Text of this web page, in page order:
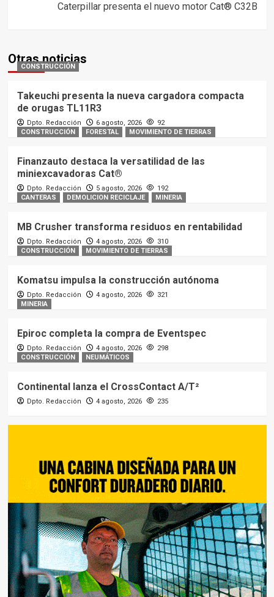
Caterpillar presenta el nuevo motor Cat® C32B
Otras noticias
CONSTRUCCIÓN
Takeuchi presenta la nueva cargadora compacta
de orugas TL11R3
Dpto. Redacción 6 agosto, 2026
92
CONSTRUCCIÓN
FORESTAL MOVIMIENTO DE TIERRAS
Finanzauto destaca la versatilidad de las
miniexcavadoras Cat®
Dpto. Redacción 5 agosto, 2026
192
CANTERAS
DEMOLICION RECICLAJE MINERIA
MB Crusher transforma residuos en rentabilidad
Dpto. Redacción 4 agosto, 2026
310
CONSTRUCCIÓN
MOVIMIENTO DE TIERRAS
Komatsu impulsa la construcción autónoma
Dpto. Redacción 4 agosto, 2026
321
MINERIA
Epiroc completa la compra de Eventspec
Dpto. Redacción 4 agosto, 2026
298
CONSTRUCCIÓN
NEUMÁTICOS
Continental lanza el CrossContact A/T²
Dpto. Redacción 4 agosto, 2026 235